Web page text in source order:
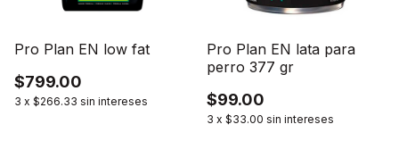
Pro Plan EN low fat
$799.00
3 x $266.33 sin intereses
Pro Plan EN lata para
perro 377 gr
$99.00
3 x $33.00 sin intereses